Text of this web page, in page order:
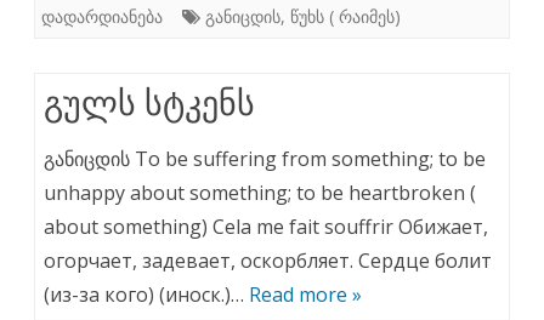
დადარდიანება
განიცდის, წუხს ( რაიმეს)
გულს სტკენს
განიცდის To be suffering from something; to be
unhappy about something; to be heartbroken (
about something) Cela me fait souffrir Обижает,
огорчает, задевает, оскорбляет. Сердце болит
(из-за кого) (иноск.)… Read more »